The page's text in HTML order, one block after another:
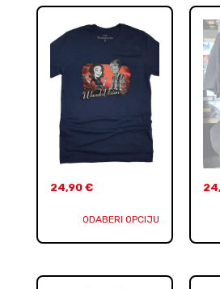
24,90 €
ODABERI OPCIJU